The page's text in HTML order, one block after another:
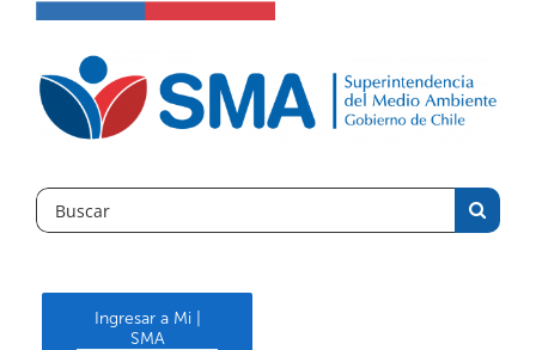
content
Search
for:
Ingresar a Mi |
SMA